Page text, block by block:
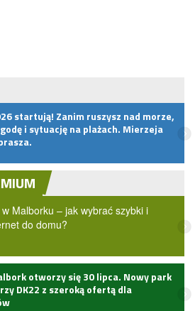
startują! Zanim ruszysz nad morze,
i sytuację na plażach. Mierzeja
w Malborku – jak wybrać szybki i
do domu?
otworzy się 30 lipca. Nowy park
DK22 z szeroką ofertą dla